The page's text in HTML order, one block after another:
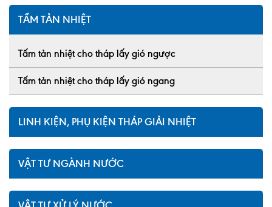
TẤM TẢN NHIỆT
Tấm tản nhiệt cho tháp lấy gió ngược
Tấm tản nhiệt cho tháp lấy gió ngang
LINH KIỆN, PHỤ KIỆN THÁP GIẢI NHIỆT
VẬT TƯ NGÀNH NƯỚC